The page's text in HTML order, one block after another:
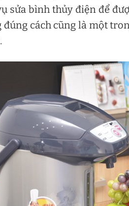
sửa bình thủy điện để
đúng cách cũng là một